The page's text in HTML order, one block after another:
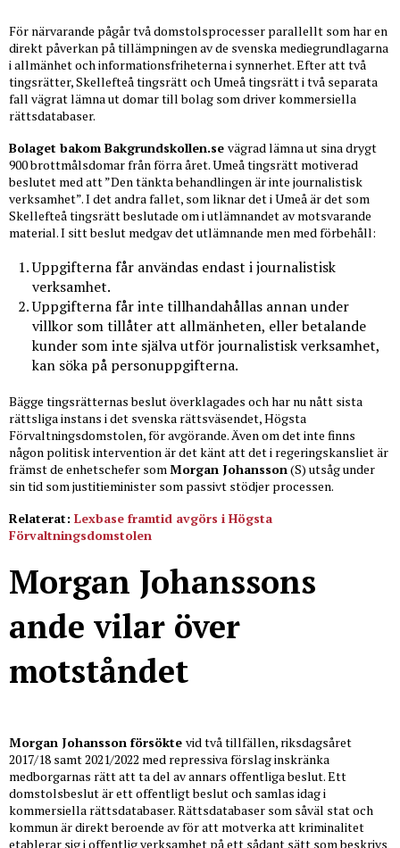
För närvarande pågår två domstolsprocesser parallellt som har en
direkt påverkan på tillämpningen av de svenska mediegrundlagarna
i allmänhet och informationsfriheterna i synnerhet. Efter att två
tingsrätter, Skellefteå tingsrätt och Umeå tingsrätt i två separata
fall vägrat lämna ut domar till bolag som driver kommersiella
rättsdatabaser.
Bolaget bakom Bakgrundskollen.se vägrad lämna ut sina drygt
900 brottmålsdomar från förra året. Umeå tingsrätt motiverad
beslutet med att ”Den tänkta behandlingen är inte journalistisk
verksamhet”. I det andra fallet, som liknar det i Umeå är det som
Skellefteå tingsrätt beslutade om i utlämnandet av motsvarande
material. I sitt beslut medgav det utlämnande men med förbehåll:
Uppgifterna får användas endast i journalistisk
verksamhet.
Uppgifterna får inte tillhandahållas annan under
villkor som tillåter att allmänheten, eller betalande
kunder som inte själva utför journalistisk verksamhet,
kan söka på personuppgifterna.
Bägge tingsrätternas beslut överklagades och har nu nått sista
rättsliga instans i det svenska rättsväsendet, Högsta
Förvaltningsdomstolen, för avgörande. Även om det inte finns
någon politisk intervention är det känt att det i regeringskansliet är
främst de enhetschefer som Morgan Johansson (S) utsåg under
sin tid som justitieminister som passivt stödjer processen.
Relaterat: Lexbase framtid avgörs i Högsta
Förvaltningsdomstolen
Morgan Johanssons
ande vilar över
motståndet
Morgan Johansson försökte vid två tillfällen, riksdagsåret
2017/18 samt 2021/2022 med repressiva förslag inskränka
medborgarnas rätt att ta del av annars offentliga beslut. Ett
domstolsbeslut är ett offentligt beslut och samlas idag i
kommersiella rättsdatabaser. Rättsdatabaser som såväl stat och
kommun är direkt beroende av för att motverka att kriminalitet
etablerar sig i offentlig verksamhet på ett sådant sätt som beskrivs